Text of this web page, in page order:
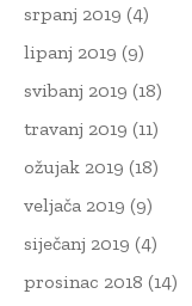
srpanj 2019 (4)
lipanj 2019 (9)
svibanj 2019 (18)
travanj 2019 (11)
ožujak 2019 (18)
veljača 2019 (9)
siječanj 2019 (4)
prosinac 2018 (14)